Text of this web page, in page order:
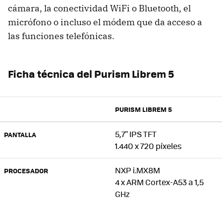
cámara, la conectividad WiFi o Bluetooth, el
micrófono o incluso el módem que da acceso a
las funciones telefónicas.
Ficha técnica del Purism Librem 5
PURISM LIBREM 5
PANTALLA
5,7" IPS TFT
1.440 x 720 píxeles
PROCESADOR
NXP i.MX8M
4 x ARM Cortex-A53 a 1,5
GHz